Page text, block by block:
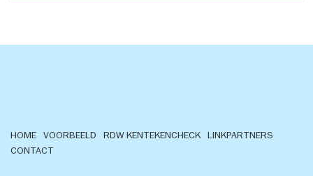
HOME VOORBEELD RDW KENTEKENCHECK
LINKPARTNERS
CONTACT